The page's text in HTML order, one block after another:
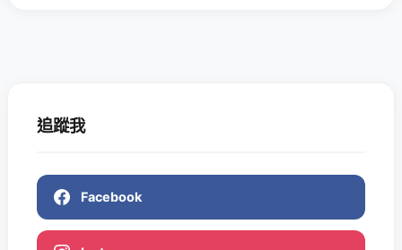
追蹤我
Facebook